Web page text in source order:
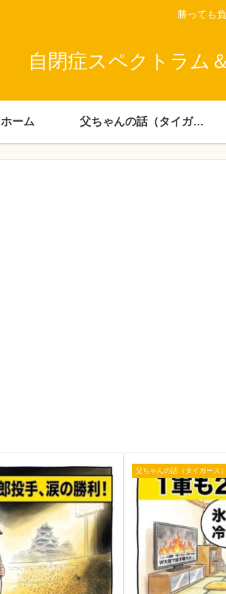
勝っても
自閉症スペクトラム
ホーム 父ちゃんの話（タイガース）
父ちゃんの話（タイガース）